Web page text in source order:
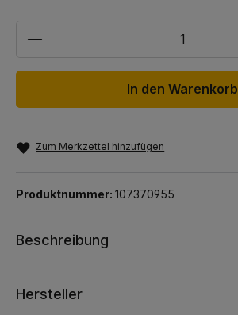
In den Warenkorb
Zum Merkzettel hinzufügen
Produktnummer: 107370955
Beschreibung
Hersteller